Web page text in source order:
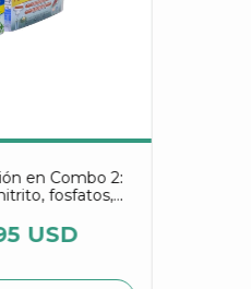
en Combo 2:
fosfatos,
USD